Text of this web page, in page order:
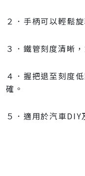
２．手柄可以輕鬆旋
３．鐵管刻度清晰
４．握把退至刻度
確。
５．適用於汽車DIY